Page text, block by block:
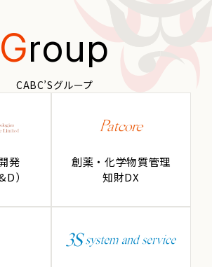
Group
CABC’Sグループ
発
）
創薬・化学物質管理
知財DX